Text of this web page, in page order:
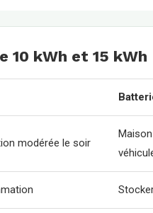
10 kWh et 15 kWh
modérée le soir